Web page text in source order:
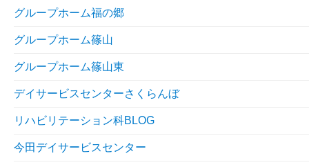
グループホーム福の郷
グループホーム篠山
グループホーム篠山東
デイサービスセンターさくらんぼ
リハビリテーション科BLOG
今田デイサービスセンター